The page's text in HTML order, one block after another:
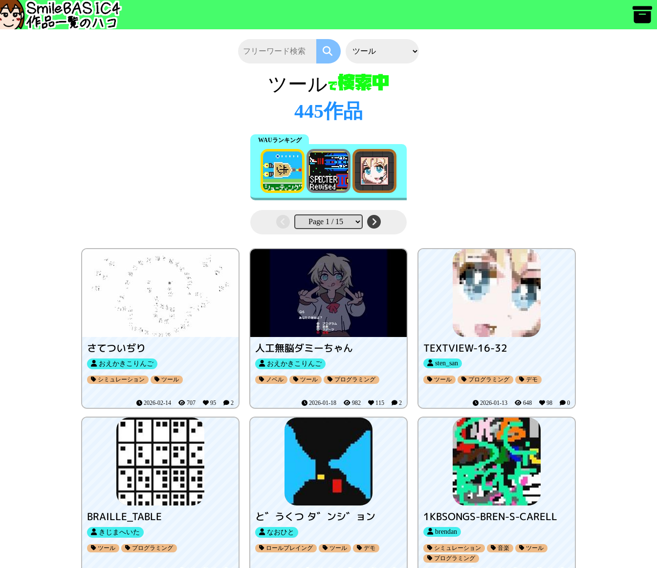
ツール
445作品
WAUランキング
さてついぢり
おえかきこりんご
シミュレーション ツール
2026-02-14 707 95 2
人工無脳ダミーちゃん
おえかきこりんご
ノベル ツール プログラミング
2026-01-18 982 115 2
TEXTVIEW-16-32
sten_san
ツール プログラミング デモ
2026-01-13 648 98 0
BRAILLE_TABLE
きじまへいた
ツール プログラミング
と゛うくつ タ゛ンシ゛ョン
なおひと
ロールプレイング ツール デモ
1KBSONGS-BREN-S-CARELL
brendan
シミュレーション 音楽
ツール
プログラミング